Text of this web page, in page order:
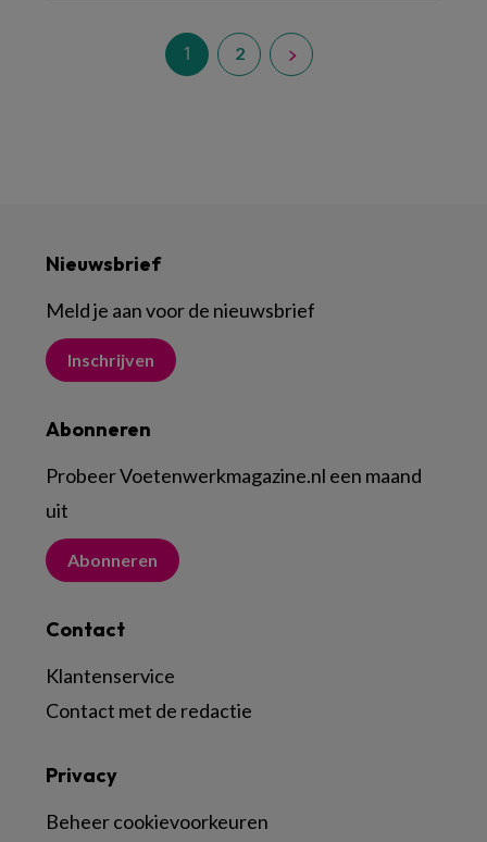
1 2
Nieuwsbrief
Meld je aan voor de nieuwsbrief
Inschrijven
Abonneren
Probeer Voetenwerkmagazine.nl een maand
uit
Abonneren
Contact
Klantenservice
Contact met de redactie
Privacy
Beheer cookievoorkeuren